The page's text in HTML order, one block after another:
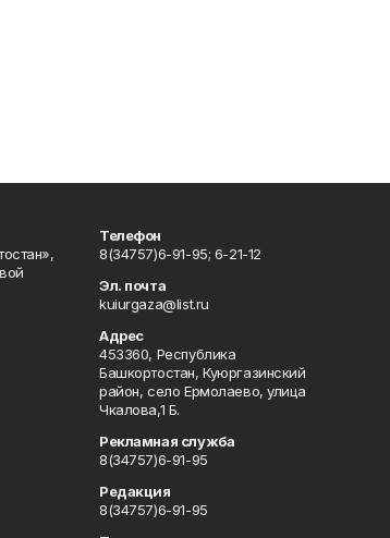
Телефон
8(34757)6-91-95; 6-21-12
Эл. почта
kuiurgaza@list.ru
Адрес
453360, Республика
Башкортостан, Куюргазинский
район, село Ермолаево, улица
Чкалова,1 Б.
Рекламная служба
8(34757)6-91-95
Редакция
8(34757)6-91-95